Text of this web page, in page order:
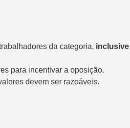
da categoria, inclusive
para incentivar a oposição.
devem ser razoáveis.